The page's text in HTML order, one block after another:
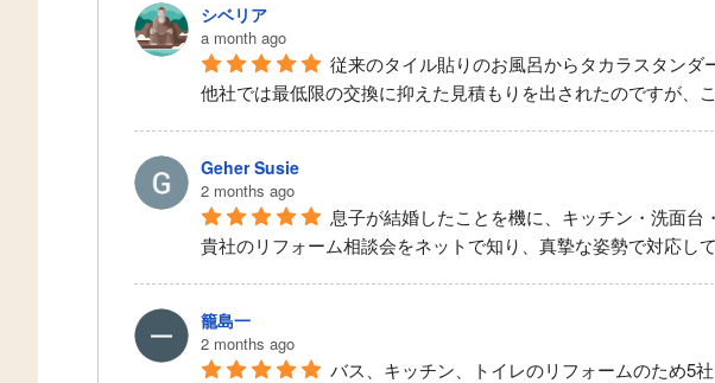
シベリア
a month ago
従来のタイル貼りのお風呂からタカラスタンダ
他社では最低限の交換に抑えた見積もりを出されたのですが、
Geher Susie
2 months ago
息子が結婚したことを機に、キッチン・洗面台
貴社のリフォーム相談会をネットで知り、真摯な姿勢で対応し
籠島一
2 months ago
バス、キッチン、トイレのリフォームのため5